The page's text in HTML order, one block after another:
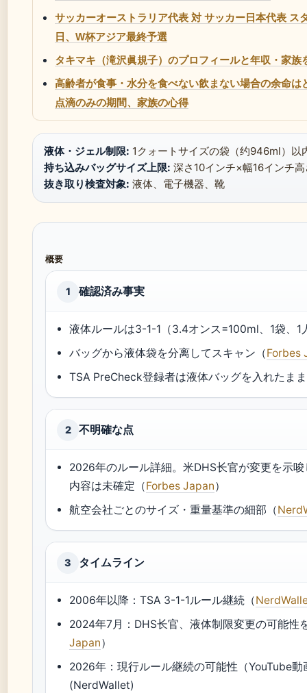
サッカーオーストラリア代表 対 サッカー日本代表 ス
日、W杯アジア最終予選
タキマキ（滝沢眞規子）のプロフィールと年収・家族
高齢者が食事・水分を食べない飲まない場合の余命は
点滴のみの期間、家族の心得
液体・ジェル制限: 1クォートサイズの袋（约946ml）以
持ち込みバッグサイズ上限: 深さ10インチ×幅16インチ
抜き取り検査対象: 液体、電子機器、靴
概要
1 確認済み事実
液体ルールは3-1-1（3.4オンス=100ml、1袋、1
バッグから液体袋を分离してスキャン（Forbes
TSA PreCheck登録者は液体バッグを入れたま
2 不明確な点
2026年のルール詳細。米DHS长官が変更を示
内容は未確定（Forbes Japan）
航空会社ごとのサイズ・重量基準の細部（
3 タイムライン
2006年以降：TSA 3-1-1ルール継続（
2024年7月：DHS长官、液体制限変更の可能性
Japan）
2026年：現行ルール継続の可能性（YouTube動
(NerdWallet)